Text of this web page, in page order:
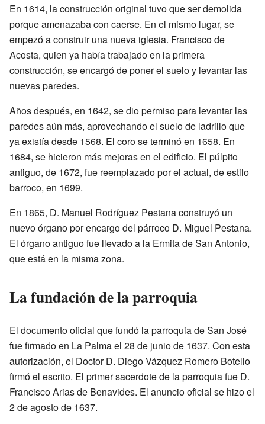
En 1614, la construcción original tuvo que ser demolida
porque amenazaba con caerse. En el mismo lugar, se
empezó a construir una nueva iglesia. Francisco de
Acosta, quien ya había trabajado en la primera
construcción, se encargó de poner el suelo y levantar las
nuevas paredes.
Años después, en 1642, se dio permiso para levantar las
paredes aún más, aprovechando el suelo de ladrillo que
ya existía desde 1568. El coro se terminó en 1658. En
1684, se hicieron más mejoras en el edificio. El púlpito
antiguo, de 1672, fue reemplazado por el actual, de estilo
barroco, en 1699.
En 1865, D. Manuel Rodríguez Pestana construyó un
nuevo órgano por encargo del párroco D. Miguel Pestana.
El órgano antiguo fue llevado a la Ermita de San Antonio,
que está en la misma zona.
La fundación de la parroquia
El documento oficial que fundó la parroquia de San José
fue firmado en La Palma el 28 de junio de 1637. Con esta
autorización, el Doctor D. Diego Vázquez Romero Botello
firmó el escrito. El primer sacerdote de la parroquia fue D.
Francisco Arias de Benavides. El anuncio oficial se hizo el
2 de agosto de 1637.